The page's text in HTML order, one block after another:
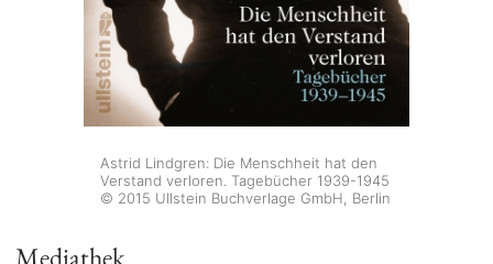
Astrid Lindgren: Die Menschheit hat den
Verstand verloren. Tagebücher 1939-1945
© 2015 Ullstein Buchverlage GmbH, Berlin
Mediathek